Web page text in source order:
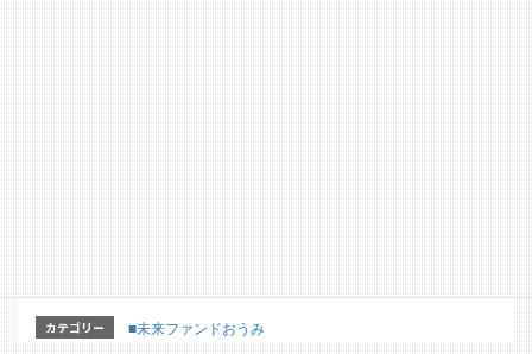
【お問い合わせ・申込先】
淡海ネットワークセンター（（公財）淡海文化振興財
団）
〒５２０－０８０１大津市におの浜１－１－２０ピア
ザ淡海２Ｆ（担当：北村、澤）
TEL：077-524-8440、FAX：077-524-8442
URL：https://ohmi-net.com/web_2020
E-mail：office@ohmi-net.com
カテゴリー ■未来ファンドおうみ